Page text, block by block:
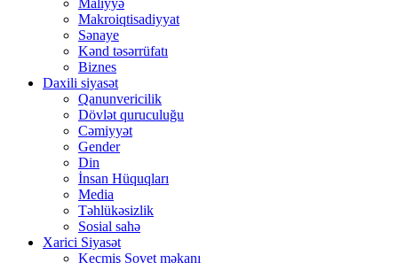
Maliyyə
Makroiqtisadiyyat
Sənaye
Kənd təsərrüfatı
Biznes
Daxili siyasət
Qanunvericilik
Dövlət quruculuğu
Cəmiyyət
Gender
Din
İnsan Hüquqları
Media
Təhlükəsizlik
Sosial sahə
Xarici Siyasət
Keçmiş Sovet məkanı